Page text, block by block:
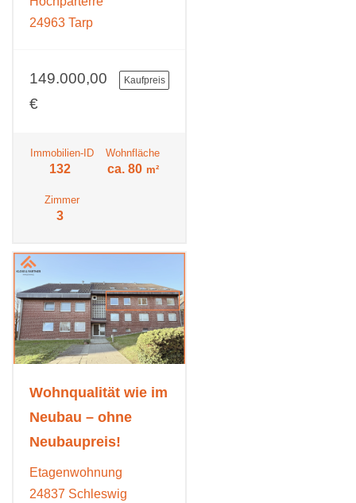
24963 Tarp
149.000,00
€
Kaufpreis
Immobilien-ID
132
Wohnfläche
ca. 80 m²
Zimmer
3
Wohnqualität wie im
Neubau – ohne
Neubaupreis!
Etagenwohnung
24837 Schleswig